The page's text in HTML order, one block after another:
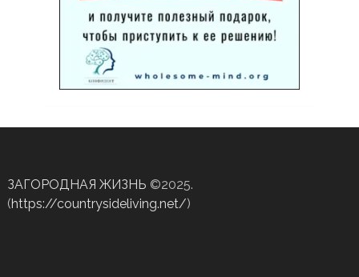
ЗАГОРОДНАЯ ЖИЗНЬ ©2025.
(https://countrysideliving.net/)